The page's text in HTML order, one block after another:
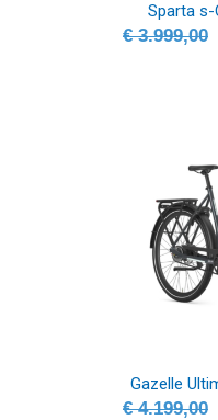
Sparta s-
€3.999,00
Gazelle
€4.199,00